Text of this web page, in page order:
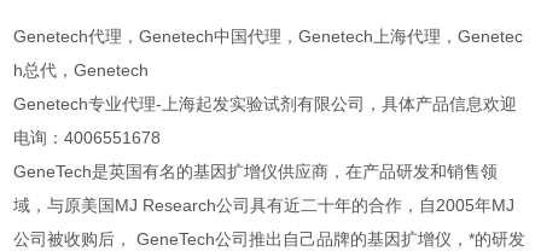
Genetech代理，Genetech中国代理，Genetech上海代理，Genetec
h总代，Genetech
Genetech专业代理-上海起发实验试剂有限公司，具体产品信息欢迎
电询：4006551678
GeneTech是英国有名的基因扩增仪供应商，在产品研发和销售领
域，与原美国MJ Research公司具有近二十年的合作，自2005年MJ
公司被收购后， GeneTech公司推出自己品牌的基因扩增仪，*的研发